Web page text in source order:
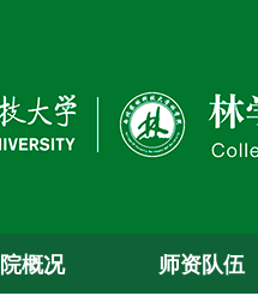
概况 师资队伍